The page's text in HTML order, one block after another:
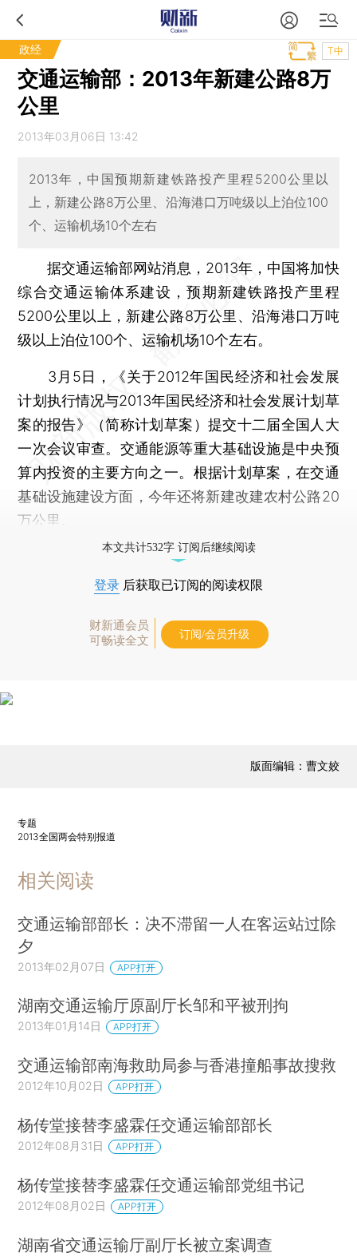
政经 T中
交通运输部：2013年新建公路8万
公里
2013年03月06日 13:42
2013年，中国预期新建铁路投产里程5200公里以
上，新建公路8万公里、沿海港口万吨级以上泊位100
个、运输机场10个左右
据交通运输部网站消息，2013年，中国将加快
综合交通运输体系建设，预期新建铁路投产里程
5200公里以上，新建公路8万公里、沿海港口万吨
级以上泊位100个、运输机场10个左右。
3月5日，《关于2012年国民经济和社会发展
计划执行情况与2013年国民经济和社会发展计划草
案的报告》（简称计划草案）提交十二届全国人大
一次会议审查。交通能源等重大基础设施是中央预
算内投资的主要方向之一。根据计划草案，在交通
基础设施建设方面，今年还将新建改建农村公路20
万公里。
本文共计532字 订阅后继续阅读
登录 后获取已订阅的阅读权限
财新通会员
可畅读全文
订阅/会员升级
版面编辑：曹文姣
专题
2013全国两会特别报道
相关阅读
交通运输部部长：决不滞留一人在客运站过除
夕
2013年02月07日 APP打开
湖南交通运输厅原副厅长邹和平被刑拘
2013年01月14日 APP打开
交通运输部南海救助局参与香港撞船事故搜救
2012年10月02日 APP打开
杨传堂接替李盛霖任交通运输部部长
2012年08月31日 APP打开
杨传堂接替李盛霖任交通运输部党组书记
2012年08月02日 APP打开
湖南省交通运输厅副厅长被立案调查